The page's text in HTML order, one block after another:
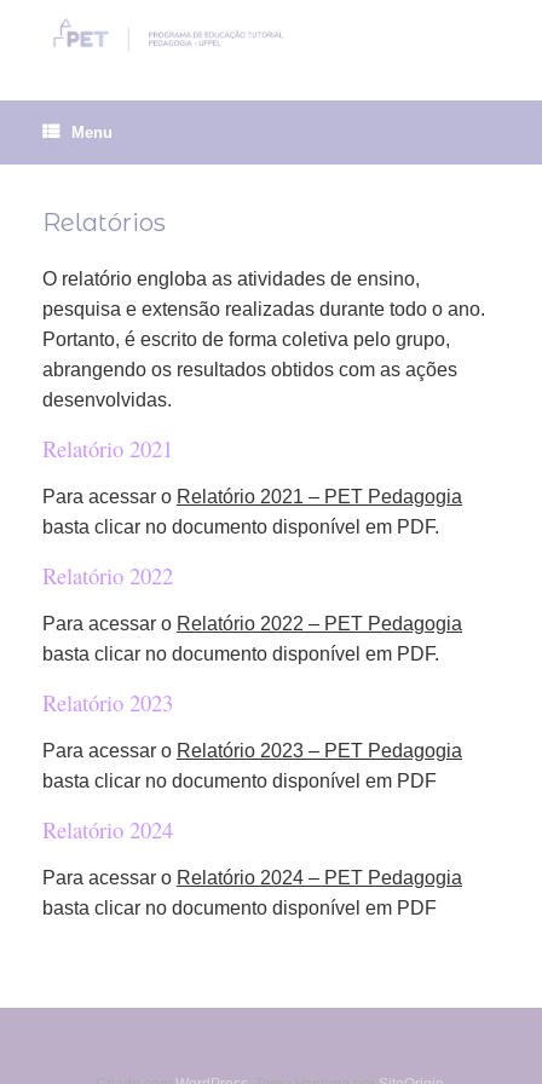
Menu
Relatórios
O relatório engloba as atividades de ensino,
pesquisa e extensão realizadas durante todo o ano.
Portanto, é escrito de forma coletiva pelo grupo,
abrangendo os resultados obtidos com as ações
desenvolvidas.
Relatório 2021
Para acessar o Relatório 2021 – PET Pedagogia
basta clicar no documento disponível em PDF.
Relatório 2022
Para acessar o Relatório 2022 – PET Pedagogia
basta clicar no documento disponível em PDF.
Relatório 2023
Para acessar o Relatório 2023 – PET Pedagogia
basta clicar no documento disponível em PDF
Relatório 2024
Para acessar o Relatório 2024 – PET Pedagogia
basta clicar no documento disponível em PDF